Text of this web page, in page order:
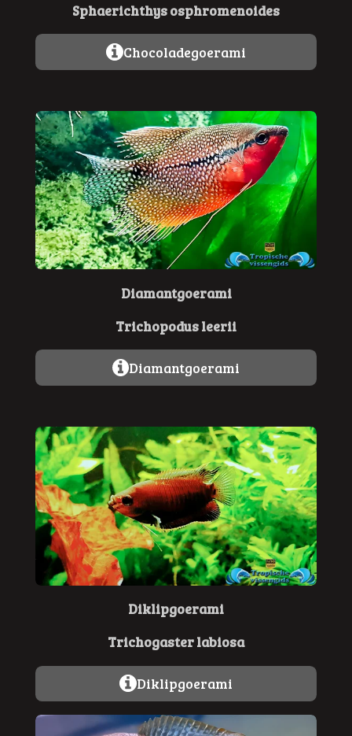
Sphaerichthys osphromenoides
Chocoladegoerami
Diamantgoerami
Trichopodus leerii
Diamantgoerami
Diklipgoerami
Trichogaster labiosa
Diklipgoerami